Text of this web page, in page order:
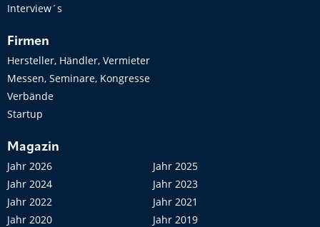
Interview´s
Firmen
Hersteller, Händler, Vermieter
Messen, Seminare, Kongresse
Verbände
Startup
Magazin
Jahr 2026
Jahr 2025
Jahr 2024
Jahr 2023
Jahr 2022
Jahr 2021
Jahr 2020
Jahr 2019